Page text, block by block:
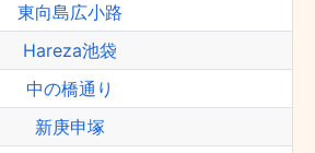
東向島広小路
Hareza池袋
中の橋通り
新庚申塚